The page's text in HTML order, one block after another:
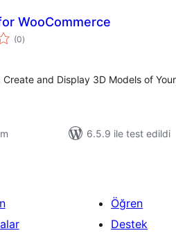
WooCommerce
(0toplam
puan
)
and Display 3D Models of
6.5.9 ile test edildi
Öğren
Destek